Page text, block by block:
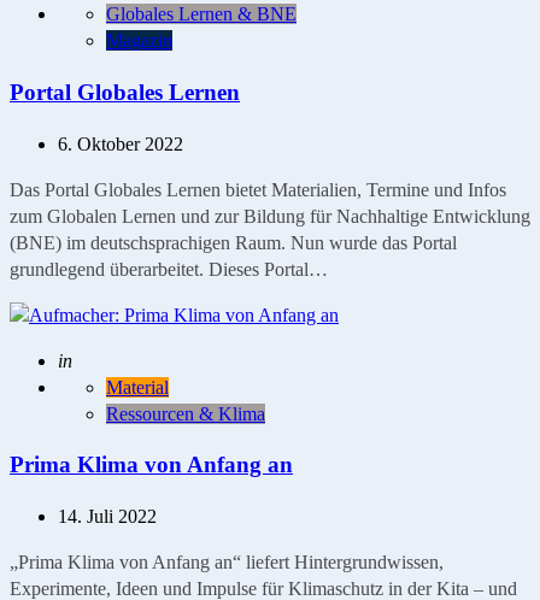
Globales Lernen & BNE
Magazin
Portal Globales Lernen
6. Oktober 2022
Das Portal Globales Lernen bietet Materialien, Termine und Infos
zum Globalen Lernen und zur Bildung für Nachhaltige Entwicklung
(BNE) im deutschsprachigen Raum. Nun wurde das Portal
grundlegend überarbeitet. Dieses Portal…
Geschrieben
in
Material
Ressourcen & Klima
Prima Klima von Anfang an
14. Juli 2022
„Prima Klima von Anfang an“ liefert Hintergrundwissen,
Experimente, Ideen und Impulse für Klimaschutz in der Kita – und